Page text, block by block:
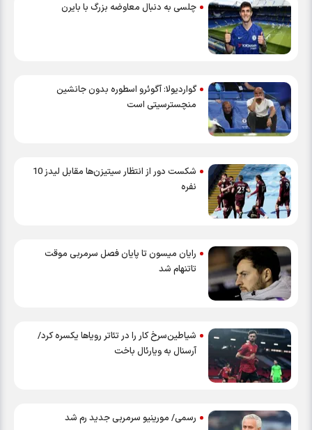
چلسی به دنبال معاوضه بزرگ با بایرن
گواردیولا: آگوئرو اسطوره بدون جانشین
منچسترسیتی است
شکست دور از انتظار سیتیزن‌ها مقابل لیدز 10
نفره
رایان میسون تا پایان فصل سرمربی موقت
تاتنهام شد
شیاطین‌سرخ کار را در تئاتر رویاها یکسره کرد/
آرسنال به ویارئال باخت
رسمی/ مورینیو سرمربی جدید رم شد